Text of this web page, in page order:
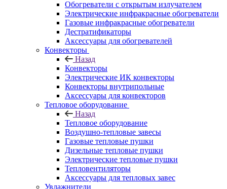
Обогреватели с открытым излучателем
Электрические инфракрасные обогреватели
Газовые инфракрасные обогреватели
Дестратификаторы
Аксессуары для обогревателей
Конвекторы
Назад
Конвекторы
Электрические ИК конвекторы
Конвекторы внутрипольные
Аксессуары для конвекторов
Тепловое оборудование
Назад
Тепловое оборудование
Воздушно-тепловые завесы
Газовые тепловые пушки
Дизельные тепловые пушки
Электрические тепловые пушки
Тепловентиляторы
Аксессуары для тепловых завес
Увлажнители